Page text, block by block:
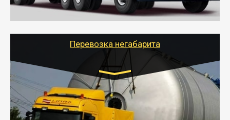
- Тайгер Логистик поможет быстро перевезти
скоропортящиеся продукты в любой город России с
Перевозка негабарита
Цена за км. Рассчитывается
индивидуально